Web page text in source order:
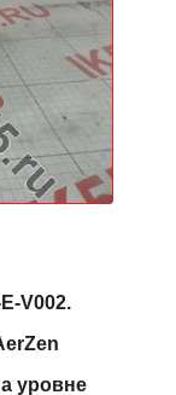
V002.
уровне